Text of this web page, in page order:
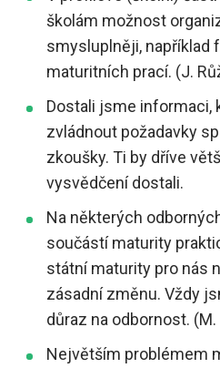
školám možnost
smysluplněji, například
maturitních prací. (J.
Dostali jsme informaci,
zvládnout požadavky
zkoušky. Ti by dříve
vysvědčení dostali.
Na některých
součástí maturity
státní maturity pro nás
zásadní změnu. Vždy
důraz na odbornost. (M.
Největším problémem